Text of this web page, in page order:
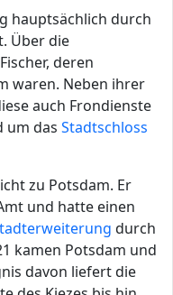
hauptsächlich durch
Über die
deren
waren. Neben ihrer
auch Frondienste
um das Stadtschloss
zu Potsdam. Er
und hatte einen
durch
kamen Potsdam und
davon liefert die